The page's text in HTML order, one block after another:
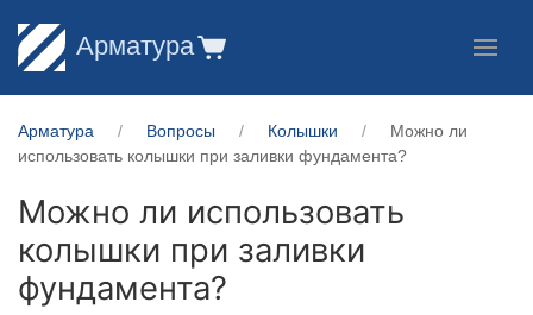
Арматура
Арматура Вопросы Колышки
Можно ли
использовать колышки при заливки фундамента?
Можно ли использовать
колышки при заливки
фундамента?